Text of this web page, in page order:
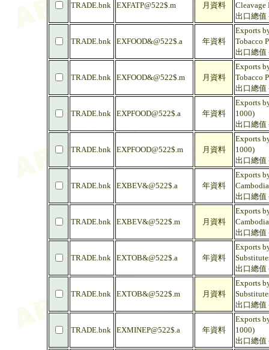
TRADE.bnk EXFATP@522$.m 月資料
Cleavage
出口總值
TRADE.bnk EXFOOD&@522$.a 年資料
Exports
Tobacco
出口總值
TRADE.bnk EXFOOD&@522$.m 月資料
Exports
Tobacco
出口總值
TRADE.bnk EXPFOOD@522$.a 年資料
Exports
1000)
出口總值
TRADE.bnk EXPFOOD@522$.m 月資料
Exports
1000)
出口總值
TRADE.bnk EXBEV&@522$.a 年資料
Exports
出口總值
TRADE.bnk EXBEV&@522$.m 月資料
Exports
出口總值
TRADE.bnk EXTOB&@522$.a 年資料
Exports
出口總值
TRADE.bnk EXTOB&@522$.m 月資料
Exports
出口總值
TRADE.bnk EXMINEP@522$.a 年資料
Exports
1000)
出口總值